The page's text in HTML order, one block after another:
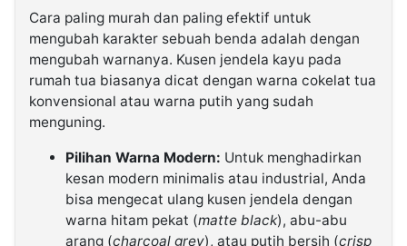
Cara paling murah dan paling efektif untuk
mengubah karakter sebuah benda adalah dengan
mengubah warnanya. Kusen jendela kayu pada
rumah tua biasanya dicat dengan warna cokelat tua
konvensional atau warna putih yang sudah
menguning.
Pilihan Warna Modern: Untuk menghadirkan
kesan modern minimalis atau industrial, Anda
bisa mengecat ulang kusen jendela dengan
warna hitam pekat (matte black), abu-abu
arang (charcoal grey), atau putih bersih (crisp